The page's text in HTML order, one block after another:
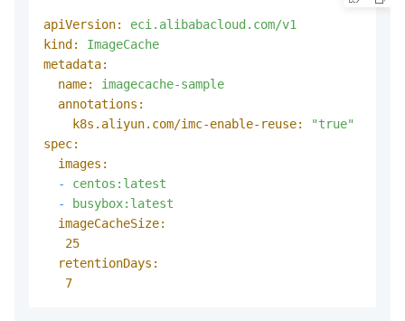
apiVersion:
eci.alibabacloud.com/v1
kind:
ImageCache
metadata:
name:
imagecache-sample
annotations:
k8s.aliyun.com/imc-enable-reuse:
"true"
spec:
images:
-
centos:latest
-
busybox:latest
imageCacheSize:
25
retentionDays:
7